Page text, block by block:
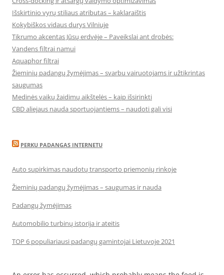
Išskirtinio vyrų stiliaus atributas – kaklaraištis
Kokybiškos vidaus durys Vilniuje
Tikrumo akcentas Jūsų erdvėje – Paveikslai ant drobės:
Vandens filtrai namui
Aquaphor filtrai
Žieminių padangų žymėjimas – svarbu vairuotojams ir užtikrintas
saugumas
Medinės vaikų žaidimų aikštelės – kaip išsirinkti
CBD aliejaus nauda sportuojantiems – naudoti gali visi
PERKU PADANGAS INTERNETU
Auto supirkimas naudotų transporto priemonių rinkoje
Žieminių padangų žymėjimas – saugumas ir nauda
Padangų žymėjimas
Automobilio turbinų istorija ir ateitis
TOP 6 populiariausi padangų gamintojai Lietuvoje 2021